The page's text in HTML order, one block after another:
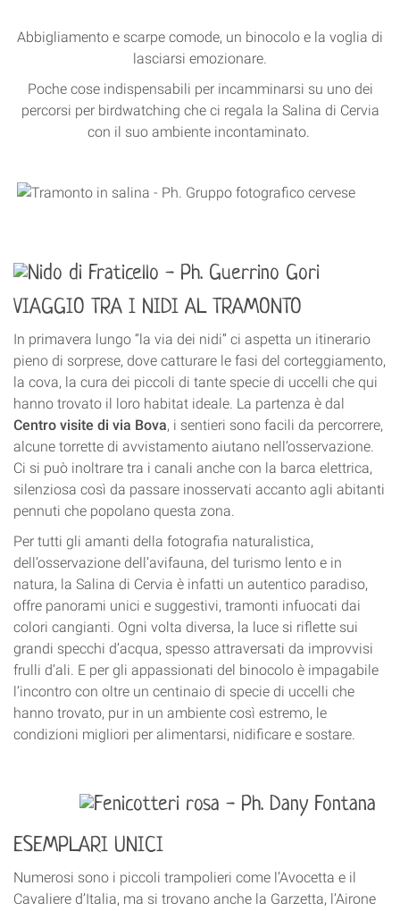
Abbigliamento e scarpe comode, un binocolo e la voglia di
lasciarsi emozionare.
Poche cose indispensabili per incamminarsi su uno dei
percorsi per birdwatching che ci regala la Salina di Cervia
con il suo ambiente incontaminato.
VIAGGIO TRA I NIDI AL TRAMONTO
In primavera lungo “la via dei nidi” ci aspetta un itinerario
pieno di sorprese, dove catturare le fasi del corteggiamento,
la cova, la cura dei piccoli di tante specie di uccelli che qui
hanno trovato il loro habitat ideale. La partenza è dal
Centro visite di via Bova, i sentieri sono facili da percorrere,
alcune torrette di avvistamento aiutano nell’osservazione.
Ci si può inoltrare tra i canali anche con la barca elettrica,
silenziosa così da passare inosservati accanto agli abitanti
pennuti che popolano questa zona.
Per tutti gli amanti della fotografia naturalistica,
dell’osservazione dell’avifauna, del turismo lento e in
natura, la Salina di Cervia è infatti un autentico paradiso,
offre panorami unici e suggestivi, tramonti infuocati dai
colori cangianti. Ogni volta diversa, la luce si riflette sui
grandi specchi d’acqua, spesso attraversati da improvvisi
frulli d’ali. E per gli appassionati del binocolo è impagabile
l’incontro con oltre un centinaio di specie di uccelli che
hanno trovato, pur in un ambiente così estremo, le
condizioni migliori per alimentarsi, nidificare e sostare.
ESEMPLARI UNICI
Numerosi sono i piccoli trampolieri come l’Avocetta e il
Cavaliere d’Italia, ma si trovano anche la Garzetta, l’Airone